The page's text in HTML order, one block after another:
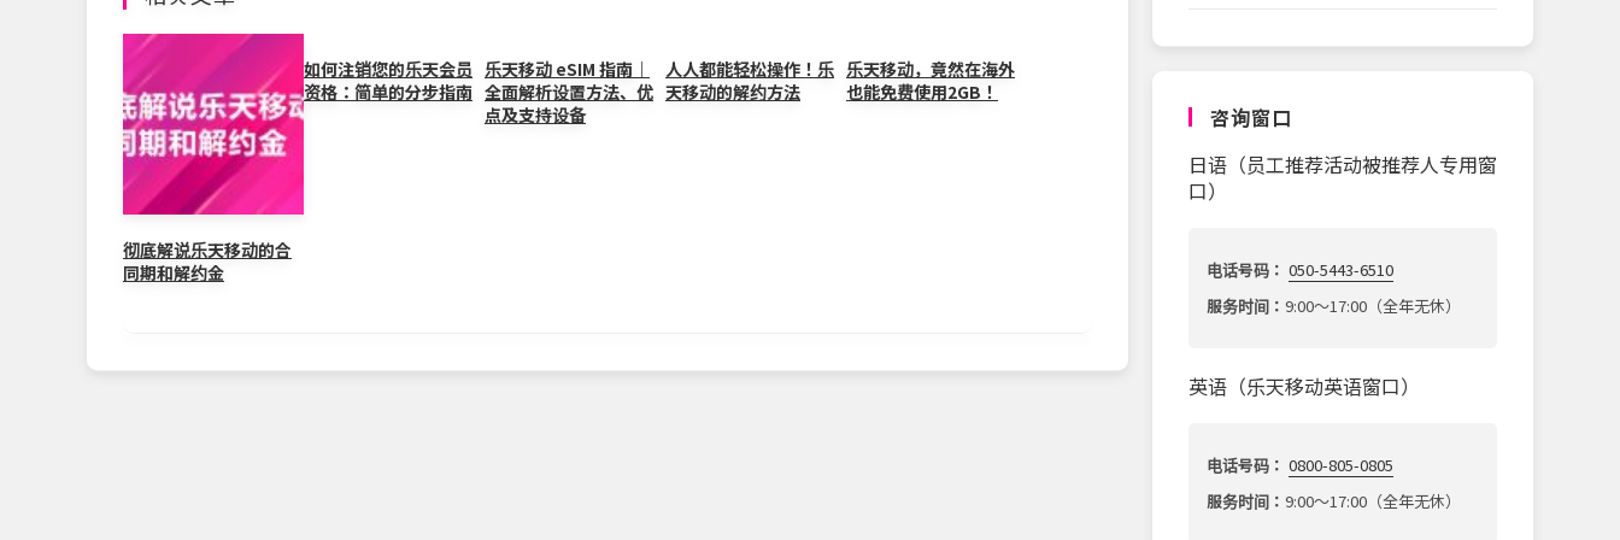
b
o
k
b
o
n n
k
彻底解说乐天移动的合
同期和解约金
如何注销您的乐天会员
资格：简单的分步指南
乐天移动 eSIM 指南｜
全面解析设置方法、优
点及支持设备
人人都能轻松操作！乐
天移动的解约方法
乐天移动，竟然在海外
也能免费使用2GB！
咨询窗口
日语（员工推荐活动被推荐人专用窗
口）
电话号码： 050-5443-6510
服务时间： 9:00～17:00（全年无休）
英语（乐天移动英语窗口）
电话号码： 0800-805-0805
服务时间： 9:00～17:00（全年无休）